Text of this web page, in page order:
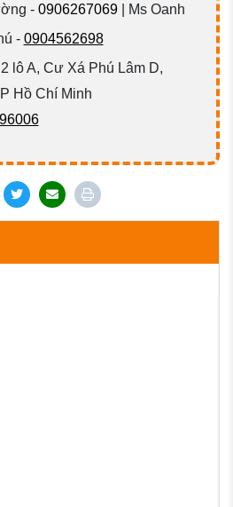
- 0906267069| Ms Oanh
- 0904562698
lô A, Cư Xá Phú Lâm D,
Hồ Chí Minh